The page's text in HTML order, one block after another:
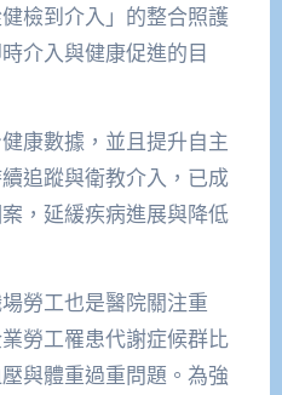
檢到介入」的整合照護
介入與健康促進的目
康數據，並且提升自主
追蹤與衛教介入，已成
，延緩疾病進展與降低
勞工也是醫院關注重
勞工罹患代謝症候群比
與體重過重問題。為強